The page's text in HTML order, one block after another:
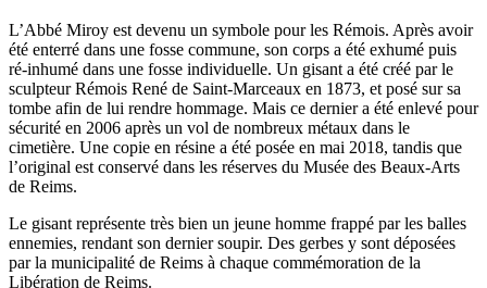
L’Abbé Miroy est devenu un symbole pour les Rémois. Après avoir
été enterré dans une fosse commune, son corps a été exhumé puis
ré-inhumé dans une fosse individuelle. Un gisant a été créé par le
sculpteur Rémois René de Saint-Marceaux en 1873, et posé sur sa
tombe afin de lui rendre hommage. Mais ce dernier a été enlevé pour
sécurité en 2006 après un vol de nombreux métaux dans le
cimetière. Une copie en résine a été posée en mai 2018, tandis que
l’original est conservé dans les réserves du Musée des Beaux-Arts
de Reims.
Le gisant représente très bien un jeune homme frappé par les balles
ennemies, rendant son dernier soupir. Des gerbes y sont déposées
par la municipalité de Reims à chaque commémoration de la
Libération de Reims.